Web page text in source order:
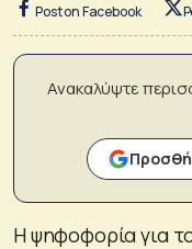
Post on Facebook
Ανακαλύψτε
H ψηφοφορία για